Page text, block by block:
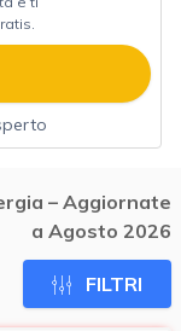
– Aggiornate
a Agosto 2026
FILTRI